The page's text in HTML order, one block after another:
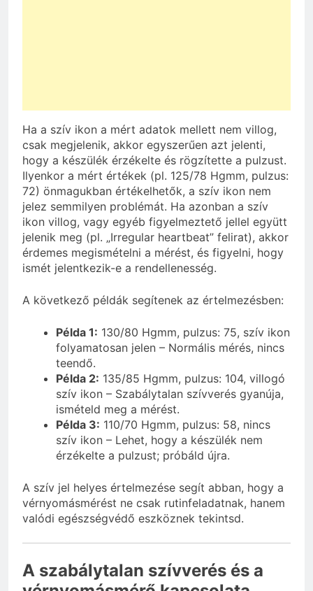
Ha a szív ikon a mért adatok mellett nem villog,
csak megjelenik, akkor egyszerűen azt jelenti,
hogy a készülék érzékelte és rögzítette a pulzust.
Ilyenkor a mért értékek (pl. 125/78 Hgmm, pulzus:
72) önmagukban értékelhetők, a szív ikon nem
jelez semmilyen problémát. Ha azonban a szív
ikon villog, vagy egyéb figyelmeztető jellel együtt
jelenik meg (pl. „Irregular heartbeat” felirat), akkor
érdemes megismételni a mérést, és figyelni, hogy
ismét jelentkezik-e a rendellenesség.
A következő példák segítenek az értelmezésben:
Példa 1: 130/80 Hgmm, pulzus: 75, szív ikon
folyamatosan jelen – Normális mérés, nincs
teendő.
Példa 2: 135/85 Hgmm, pulzus: 104, villogó
szív ikon – Szabálytalan szívverés gyanúja,
ismételd meg a mérést.
Példa 3: 110/70 Hgmm, pulzus: 58, nincs
szív ikon – Lehet, hogy a készülék nem
érzékelte a pulzust; próbáld újra.
A szív jel helyes értelmezése segít abban, hogy a
vérnyomásmérést ne csak rutinfeladatnak, hanem
valódi egészségvédő eszköznek tekintsd.
A szabálytalan szívverés és a